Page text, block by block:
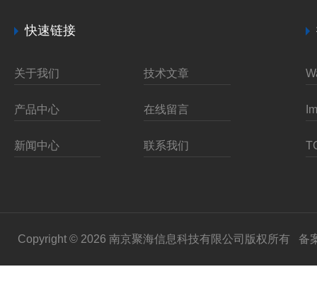
快速链接
关于我们 技术文章
产品中心 在线留言
新闻中心 联系我们
Copyright © 2026 南京聚海信息科技有限公司版权所有 备